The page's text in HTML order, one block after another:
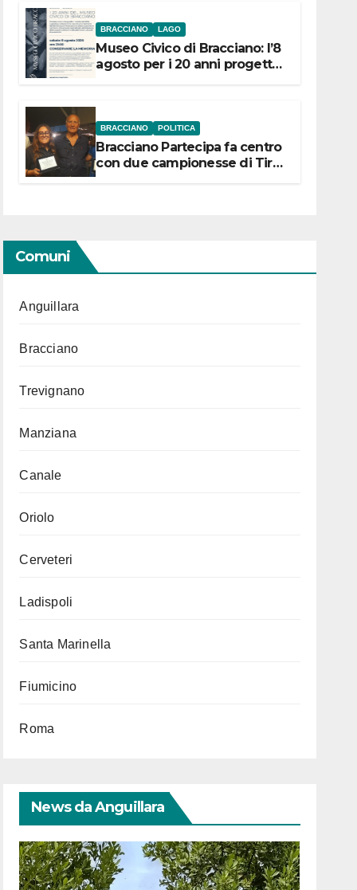
BRACCIANO LAGO
Museo Civico di Bracciano: l’8
agosto per i 20 anni progetto
BRACCIANO POLITICA
Bracciano Partecipa fa centro
con due campionesse di Tiro
Comuni
Anguillara
Bracciano
Trevignano
Manziana
Canale
Oriolo
Cerveteri
Ladispoli
Santa Marinella
Fiumicino
Roma
News da Anguillara